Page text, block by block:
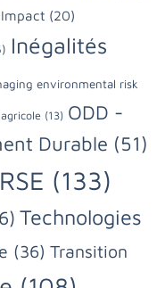
(20)
Inégalités
environmental risk
(13) ODD -
Durable (51)
RSE (133)
Technologies
(36) Transition